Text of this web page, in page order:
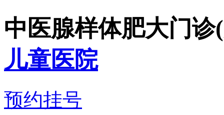
中医腺样体肥大门诊
儿童医院
预约挂号